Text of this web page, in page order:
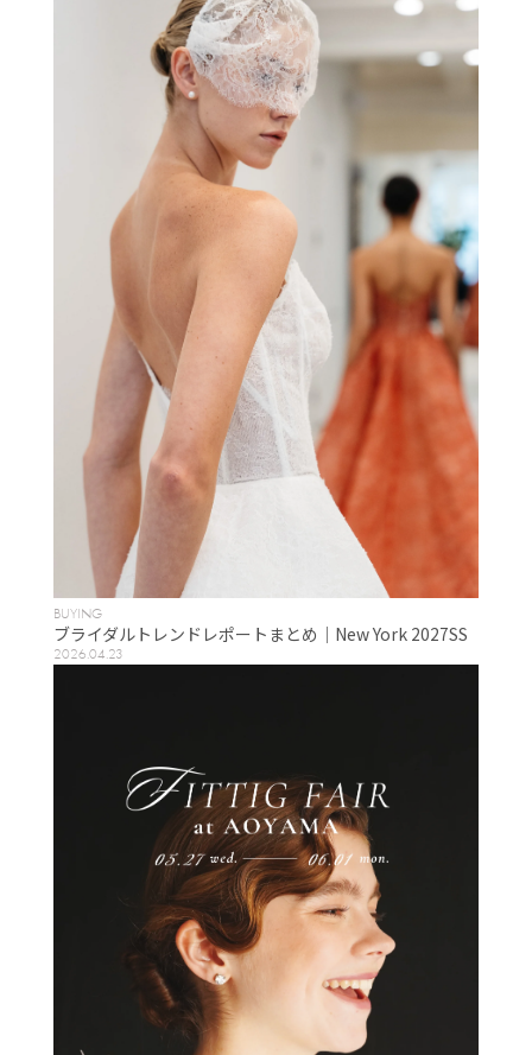
BUYING
ブライダルトレンドレポートまとめ｜New York 2027SS
2026.04.23